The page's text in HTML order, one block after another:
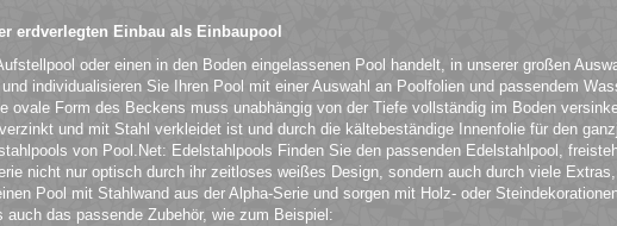
erdverlegten Einbau als Einbaupool
oder einen in den Boden eingelassenen Pool handelt, in unserer großen
individualisieren Sie Ihren Pool mit einer Auswahl an Poolfolien und passendem
ovale Form des Beckens muss unabhängig von der Tiefe vollständig im Boden
und mit Stahl verkleidet ist und durch die kältebeständige Innenfolie für den
von Pool.Net: Edelstahlpools Finden Sie den passenden Edelstahlpool,
nicht nur optisch durch ihr zeitloses weißes Design, sondern auch durch viele
Pool mit Stahlwand aus der Alpha-Serie und sorgen mit Holz- oder
das passende Zubehör, wie zum Beispiel: